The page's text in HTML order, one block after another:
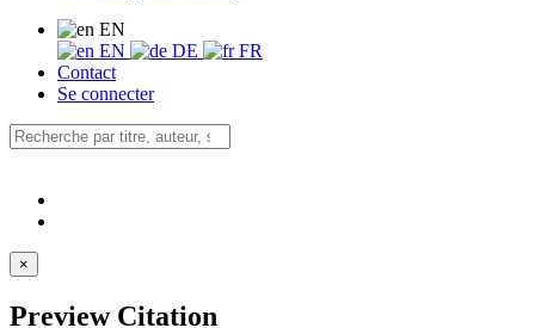
EN
EN
DE
FR
Contact
Se connecter